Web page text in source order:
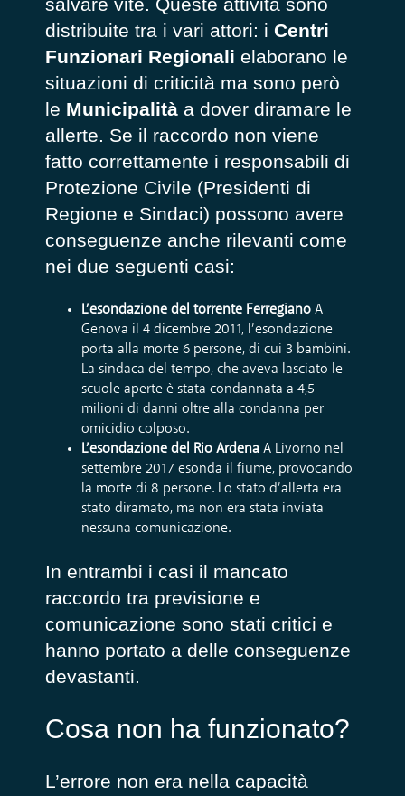
salvare vite. Queste attività sono
distribuite tra i vari attori: i Centri
Funzionari Regionali elaborano le
situazioni di criticità ma sono però
le Municipalitàa dover diramare le
allerte. Se il raccordo non viene
fatto correttamente i responsabili di
Protezione Civile (Presidenti di
Regione e Sindaci) possono avere
conseguenze anche rilevanti come
nei due seguenti casi:
L’esondazione del torrente Ferregiano A
Genova il 4 dicembre 2011, l’esondazione
porta alla morte 6 persone, di cui 3 bambini.
La sindaca del tempo, che aveva lasciato le
scuole aperte è stata condannata a 4,5
milioni di danni oltre alla condanna per
omicidio colposo.
L’esondazione del Rio Ardena A Livorno nel
settembre 2017 esonda il fiume, provocando
la morte di 8 persone. Lo stato d’allerta era
stato diramato, ma non era stata inviata
nessuna comunicazione.
In entrambi i casi il mancato
raccordo tra previsione e
comunicazione sono stati critici e
hanno portato a delle conseguenze
devastanti.
Cosa non ha funzionato?
L’errore non era nella capacità